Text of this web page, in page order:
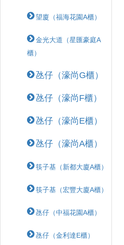
望廈（福海花園A櫃）
金光大道（星匯豪庭A
櫃）
氹仔（濠尚G櫃）
氹仔（濠尚F櫃）
氹仔（濠尚E櫃）
氹仔（濠尚A櫃）
筷子基（新都大廈A櫃）
筷子基（宏豐大廈A櫃）
氹仔（中福花園A櫃）
氹仔（金利達E櫃）